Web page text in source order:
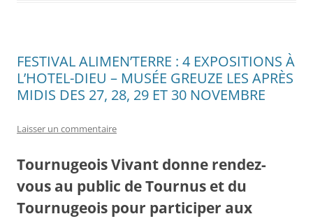
FESTIVAL ALIMEN’TERRE : 4 EXPOSITIONS À
L’HOTEL-DIEU – MUSÉE GREUZE LES APRÈS
MIDIS DES 27, 28, 29 ET 30 NOVEMBRE
Laisser un commentaire
Tournugeois Vivant donne rendez-
vous au public de Tournus et du
Tournugeois pour participer aux